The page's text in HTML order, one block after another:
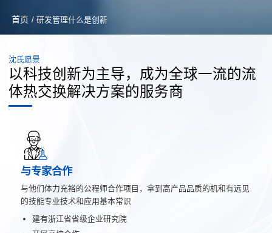
首页 / 研发管理什么是创新
沈氏愿景
以科技创新为主导，成为全球一流的流
体热交换解决方案的服务商
与专家合作
与他们体力充裕的公程师合作项目，拿到高产品品质的机和有远见
的技能专业技术和应用基本常识
建有浙江省省级企业研究院